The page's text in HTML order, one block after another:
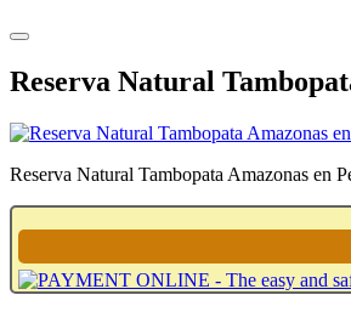
Reserva Natural
Reserva Natural Tambopata Amazonas en